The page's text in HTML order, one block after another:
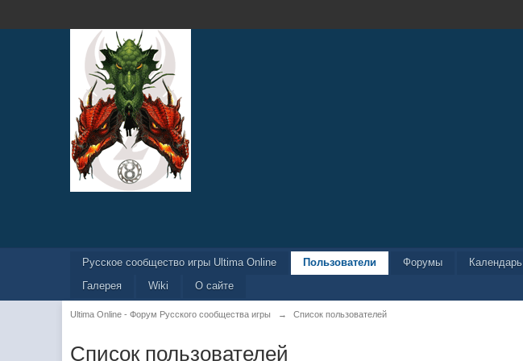
Русское сообщество игры Ultima Online Пользователи Форумы
Календарь
Галерея
Wiki О сайте
Ultima Online - Форум Русского сообщества игры → Список пользователей
Список пользователей